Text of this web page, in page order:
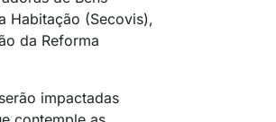
Habitação (Secovis),
da Reforma
impactadas